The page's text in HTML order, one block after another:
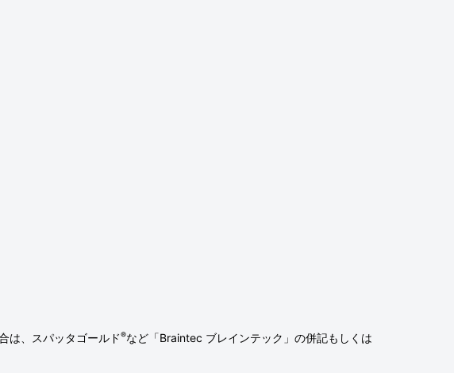
は、スパッタゴールド®など「Braintec ブレインテック」の併記もしくは